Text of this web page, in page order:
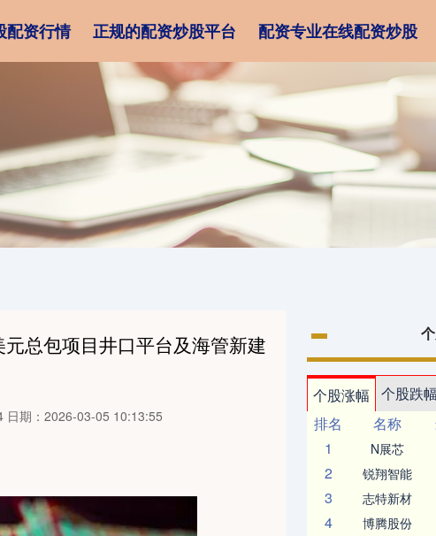
配资行情 正规的配资炒股平台 配资专业在线配资炒股
总包项目井口平台及海管新建
日期：2026-03-05 10:13:55
个股涨幅 个股跌幅
排名
名称
1
N展芯
2 锐翔智能
3 志特新材
4 博腾股份